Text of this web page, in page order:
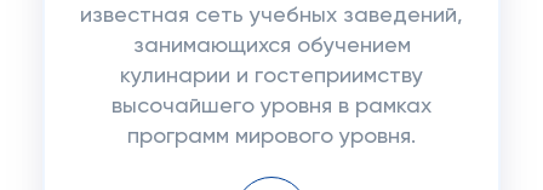
известная сеть учебных заведений,
занимающихся обучением
кулинарии и гостеприимству
высочайшего уровня в рамках
программ мирового уровня.